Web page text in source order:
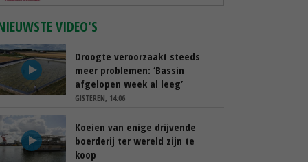
VIDEO'S
Droogte veroorzaakt steeds
meer problemen: ‘Bassin
afgelopen week al leeg’
GISTEREN, 14:06
Koeien van enige drijvende
boerderij ter wereld zijn te
koop